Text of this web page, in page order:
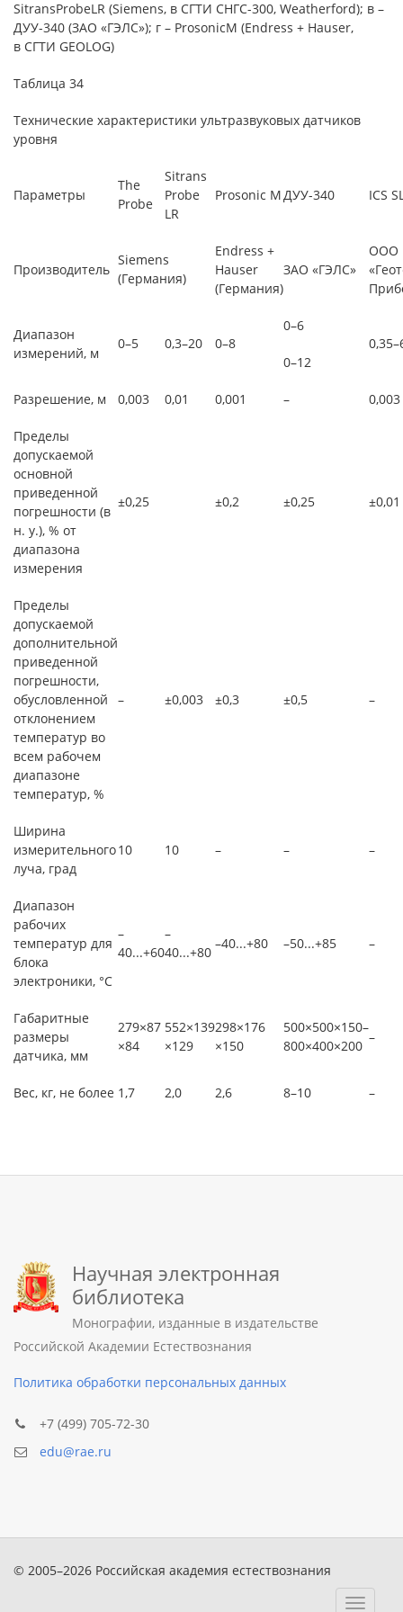
SitransProbeLR (Siemens, в СГТИ СНГС-300, Weatherford); в –
ДУУ-340 (ЗАО «ГЭЛС»); г – ProsonicM (Endress + Hauser,
в СГТИ GEOLOG)
Таблица 34
Технические характеристики ультразвуковых датчиков
уровня
Параметры
The
Probe
Sitrans
Probe
LR
Prosonic MДУУ-340 ICS
Производитель
Siemens
(Германия)
Endress +
Hauser
(Германия)
ЗАО «ГЭЛС»
ООО
Диапазон
измерений, м
0–5 0,3–20 0–8
0–6
0–12
Разрешение, м 0,003 0,01 0,001 – 0,003
Пределы
допускаемой
основной
приведенной
погрешности (в
н. у.), % от
диапазона
измерения
±0,25 ±0,2 ±0,25 ±0,01
Пределы
допускаемой
дополнительной
приведенной
погрешности,
обусловленной
отклонением
температур во
всем рабочем
диапазоне
температур, %
– ±0,003 ±0,3 ±0,5 –
Ширина
измерительного
луча, град
10 10 – – –
Диапазон
рабочих
температур для
блока
электроники, °С
–
40...+60
–
40...+80
–40...+80 –50...+85 –
Габаритные
размеры
датчика, мм
279×87
×84
552×139
×129
298×176
×150
500×500×150–
800×400×200
–
Вес, кг, не более 1,7 2,0 2,6 8–10 –
Научная электронная
библиотека
Монографии, изданные в издательстве
Российской Академии Естествознания
Политика обработки персональных данных
+7 (499) 705-72-30
edu@rae.ru
© 2005–2026 Российская академия естествознания
Toggle